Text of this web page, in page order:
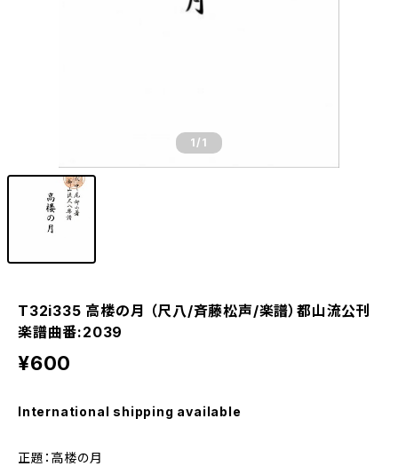
1 /1
T32i335 高楼の月 （尺八/斉藤松声/楽譜）都山流公刊
楽譜曲番:2039
¥600
International shipping available
正題：高楼の月